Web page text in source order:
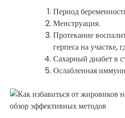
Период
Менструация.
Протекание
герпеса на участке,
Сахарный диабет в
Ослабленная